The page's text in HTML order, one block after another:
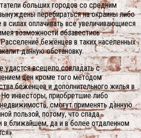
больших городов со средним
перебираться на окраины либо
силах оплачивать все увеличивающиеся
возможности обзавестись
беженцев в таких населенных
данную обстановку.
удастся всецело совладать с
цен кроме того методом
беженцев и дополнительного жилья в
инвесторы, приобретшие либо
смогут применять данную
пользой, потому, что спада
в ближайшем, да и в более отдаленном